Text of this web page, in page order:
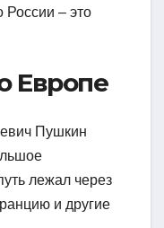
России – это
Европе
Пушкин
лежал через
и другие